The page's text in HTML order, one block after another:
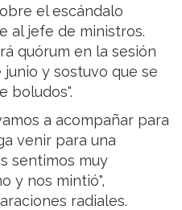
el escándalo
al jefe de ministros.
quórum en la sesión
y sostuvo que se
boludos".
a acompañar para
venir para una
sentimos muy
y nos mintió",
radiales.